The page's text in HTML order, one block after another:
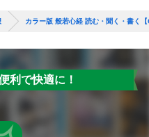
カラー版 般若心経 読む・聞く・書く
利で快適に！